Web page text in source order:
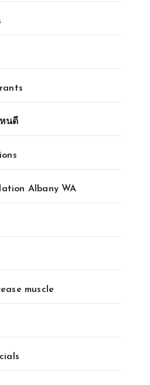
นดี
Albany WA
muscle